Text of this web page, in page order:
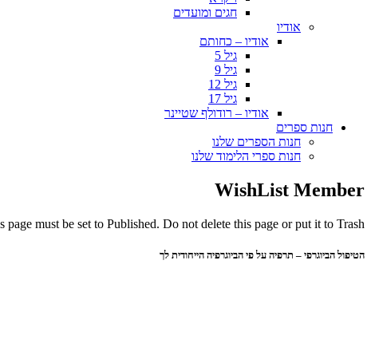
חגים ומועדים
אודיו
אודיו – כחותם
גיל 5
גיל 9
גיל 12
גיל 17
אודיו – רודולף שטיינר
חנות ספרים
חנות הספרים שלנו
חנות ספרי הלימוד שלנו
WishList Member
must be set to Published. Do not delete this page or put it to Trash.
הטיפול הביוגרפי – תרפיה על פי הביוגרפיה הייחודית לך